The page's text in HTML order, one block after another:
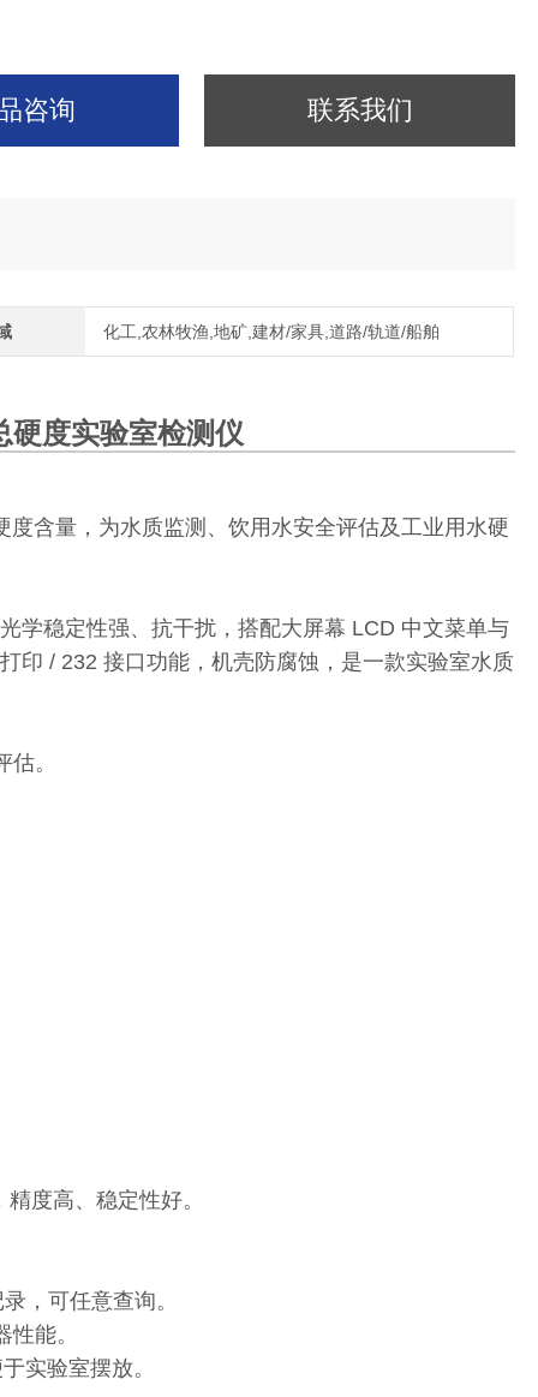
咨询 联系我们
化工,农林牧渔,地矿,建材/家具,道路/轨道/船舶
硬度实验室检测仪
含量，为水质监测、饮用水安全评估及工业用水硬
学稳定性强、抗干扰，搭配大屏幕 LCD 中文菜单与
印 / 232 接口功能，机壳防腐蚀，是一款实验室水质
。
度高、稳定性好。
，可任意查询。
能。
实验室摆放。